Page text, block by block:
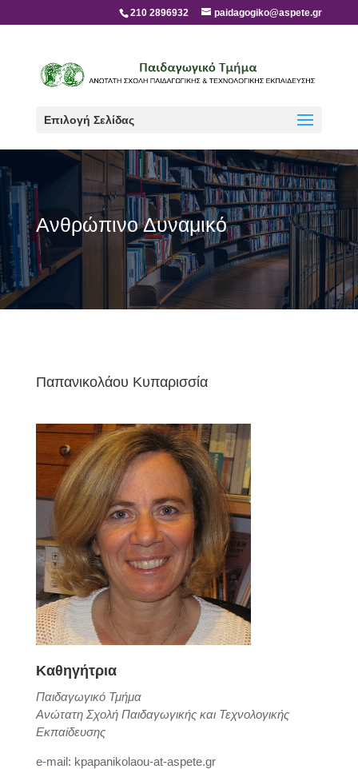
210 2896932 paidagogiko@aspete.gr
Επιλογή Σελίδας
Ανθρώπινο Δυναμικό
Παπανικολάου Κυπαρισσία
Καθηγήτρια
Παιδαγωγικό Τμήμα
Ανώτατη Σχολή Παιδαγωγικής και Τεχνολογικής
Εκπαίδευσης
e-mail: kpapanikolaou-at-aspete.gr